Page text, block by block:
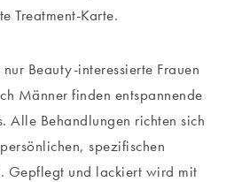
Treatment-Karte.
Beauty-interessierte Frauen
Männer finden entspannende
Alle Behandlungen richten sich
spezifischen
Gepflegt und lackiert wird mit